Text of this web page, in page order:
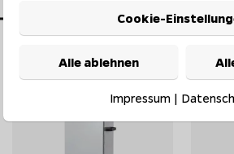
nächsten Grillen erfüllt er
aus elektropoliertem Edelstahl, also
Topsellern - den klassischen
und Gewerbe- und
Cookie-
Alle ablehnen
Impressum |